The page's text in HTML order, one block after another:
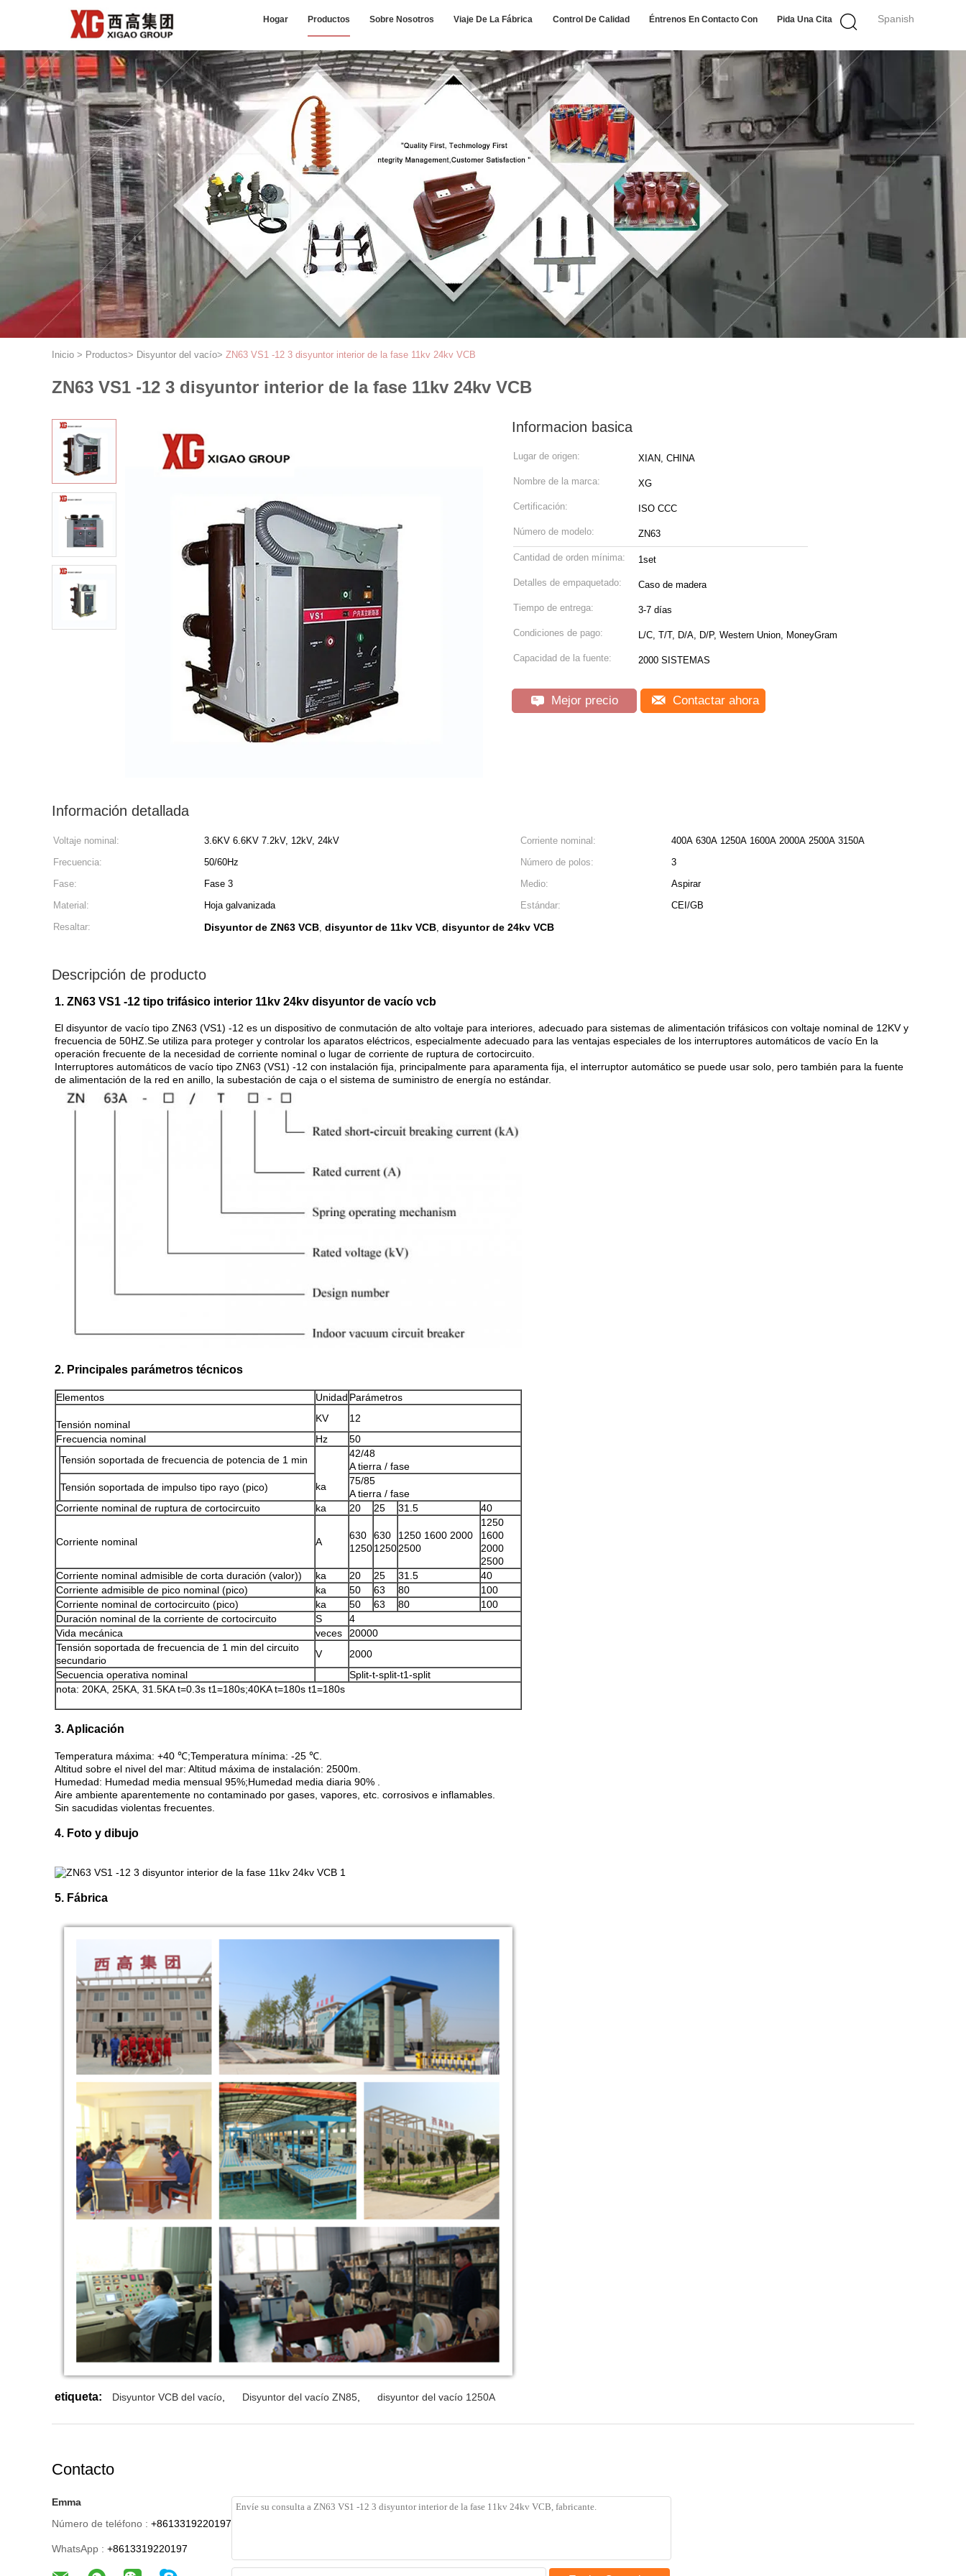
Spanish
Hogar Productos Sobre Nosotros Viaje De La Fábrica Control De Calidad Éntrenos En Contacto Con Pida Una Cita
Inicio > Productos> Disyuntor del vacío> ZN63 VS1 -12 3 disyuntor interior de la fase 11kv 24kv VCB
ZN63 VS1 -12 3 disyuntor interior de la fase 11kv 24kv VCB
Informacion basica
Lugar de origen: XIAN, CHINA
Nombre de la marca: XG
Certificación: ISO CCC
Número de modelo: ZN63
Cantidad de orden mínima: 1set
Detalles de empaquetado: Caso de madera
Tiempo de entrega: 3-7 días
Condiciones de pago: L/C, T/T, D/A, D/P, Western Union, MoneyGram
Capacidad de la fuente: 2000 SISTEMAS
Mejor precio Contactar ahora
Información detallada
Voltaje nominal: 3.6KV 6.6KV 7.2kV, 12kV, 24kV Corriente nominal:
400A 630A 1250A 1600A 2000A 2500A 3150A
Frecuencia:
50/60Hz Número de polos:
3
Fase:
Fase 3 Medio:
Aspirar
Material:
Hoja galvanizada Estándar:
CEI/GB
Resaltar:
Disyuntor de ZN63 VCB, disyuntor de 11kv VCB, disyuntor de 24kv VCB
Descripción de producto
1. ZN63 VS1 -12 tipo trifásico interior 11kv 24kv disyuntor de vacío vcb
El disyuntor de vacío tipo ZN63 (VS1) -12 es un dispositivo de conmutación de alto voltaje para interiores, adecuado para sistemas de alimentación trifásicos con voltaje nominal de 12KV y
frecuencia de 50HZ.Se utiliza para proteger y controlar los aparatos eléctricos, especialmente adecuado para las ventajas especiales de los interruptores automáticos de vacío En la
operación frecuente de la necesidad de corriente nominal o lugar de corriente de ruptura de cortocircuito.
Interruptores automáticos de vacío tipo ZN63 (VS1) -12 con instalación fija, principalmente para aparamenta fija, el interruptor automático se puede usar solo, pero también para la fuente
de alimentación de la red en anillo, la subestación de caja o el sistema de suministro de energía no estándar.
2. Principales parámetros técnicos
Elementos Unidad Parámetros
Tensión nominal
KV
12
Frecuencia nominal
Hz
50
Tensión soportada de frecuencia de potencia de 1 min
ka
42/48
A tierra / fase
Tensión soportada de impulso tipo rayo (pico)
75/85
A tierra / fase
Corriente nominal de ruptura de cortocircuito
ka 20 25 31.5 40
Corriente nominal A
630
1250
630
1250
1250 1600 2000
2500
1250
1600
2000
2500
Corriente nominal admisible de corta duración (valor))
ka 20 25 31.5
40
Corriente admisible de pico nominal (pico)
ka 50 63 80
100
Corriente nominal de cortocircuito (pico)
ka 50 63 80
100
Duración nominal de la corriente de cortocircuito
S
4
Vida mecánica
veces
20000
Tensión soportada de frecuencia de 1 min del circuito
secundario
V
2000
Secuencia operativa nominal
Split-t-split-t1-split
nota: 20KA, 25KA, 31.5KA t=0.3s t1=180s;40KA t=180s t1=180s
3. Aplicación
Temperatura máxima: +40 ℃;Temperatura mínima: -25 ℃.
Altitud sobre el nivel del mar: Altitud máxima de instalación: 2500m.
Humedad: Humedad media mensual 95%;Humedad media diaria 90% .
Aire ambiente aparentemente no contaminado por gases, vapores, etc. corrosivos e inflamables.
Sin sacudidas violentas frecuentes.
4. Foto y dibujo
5. Fábrica
etiqueta: Disyuntor VCB del vacío Disyuntor del vacío ZN85 disyuntor del vacío 1250A
Contacto
Emma
Número de teléfono : +8613319220197
WhatsApp : +8613319220197